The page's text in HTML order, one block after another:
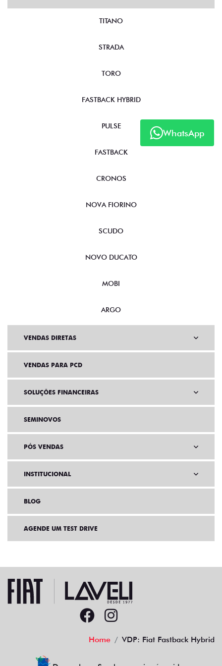
WhatsApp
TITANO
STRADA
TORO
FASTBACK HYBRID
PULSE
FASTBACK
CRONOS
NOVA FIORINO
SCUDO
NOVO DUCATO
MOBI
ARGO
VENDAS DIRETAS
VENDAS PARA PCD
SOLUÇÕES FINANCEIRAS
SEMINOVOS
PÓS VENDAS
INSTITUCIONAL
BLOG
AGENDE UM TEST DRIVE
Home VDP: Fiat Fastback Hybrid